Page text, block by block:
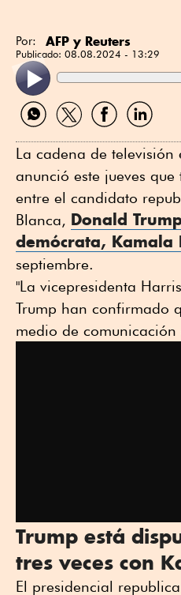
Por: AFP y Reuters
Publicado: 08.08.2024 - 13:29
Compartir
por
Compartir
por
Compartir
por
Compartir
por
La cadena de televisión
anunció este jueves
entre el candidato
Blanca, Donald
demócrata, Kamala
septiembre.
"La vicepresidenta
Trump han confirmado
medio de
Trump está
tres veces con
El presidencial